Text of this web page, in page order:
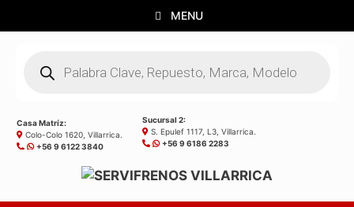
al
MENU
productos
Casa Matríz:
Colo-Colo 1620, Villarrica.
+56 9 6122 3840
Sucursal 2:
S. Epulef 1117, L3, Villarrica.
+56 9 6186 2283